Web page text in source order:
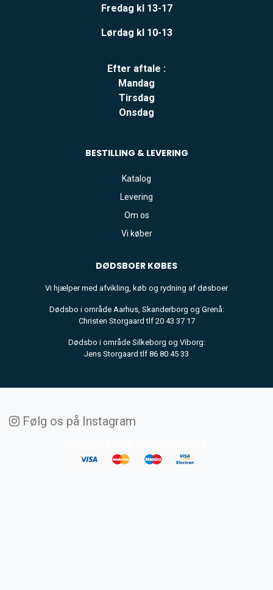
Fredag kl 13-17
Lørdag kl 10-13
Efter aftale :
Mandag
Tirsdag
Onsdag
BESTILLING & LEVERING
Katalog
Levering
Om os
Vi køber
DØDSBOER KØBES
Vi hjælper med afvikling, køb og rydning af døsboer
Dødsbo i område Aarhus, Skanderborg og Grenå:
Christen Storgaard tlf 20 43 37 17
Dødsbo i område Silkeborg og Viborg:
Jens Storgaard tlf 86 80 45 33
Følg os på Instagram